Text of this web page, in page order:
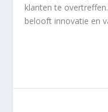
klanten te
belooft innovatie en